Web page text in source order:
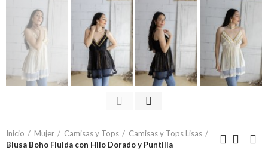
Inicio Mujer Camisas y Tops
Camisas y Tops Lisas
Blusa Boho Fluida con Hilo Dorado y Puntilla